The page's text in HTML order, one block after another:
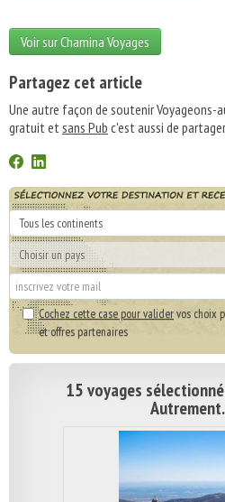
Voir sur Chamina Voyages
Partagez cet article
Une autre façon de soutenir Voyageons-
gratuit etsans Pub c'est aussi de
Cochez cette case pour validervos choix
et offres partenaires
15 voyages